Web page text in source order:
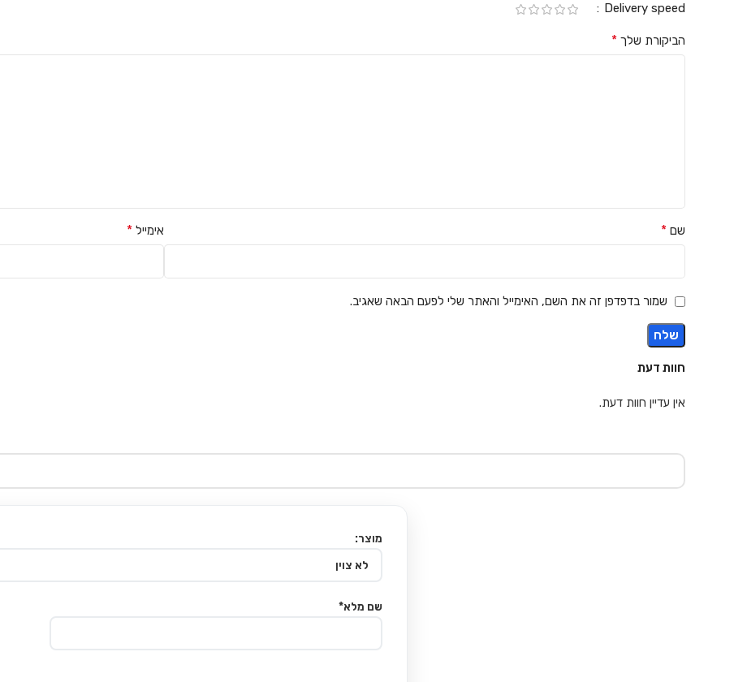
חוות דעת
אין עדיין חוות דעת.
Delivery speed
הביקורת שלך *
שם * אימייל *
שמור בדפדפן זה את השם, האימייל והאתר שלי לפעם הבאה שאגיב.
מוצר:
שם מלא*